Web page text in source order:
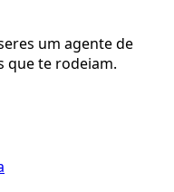
um agente de
que te rodeiam.